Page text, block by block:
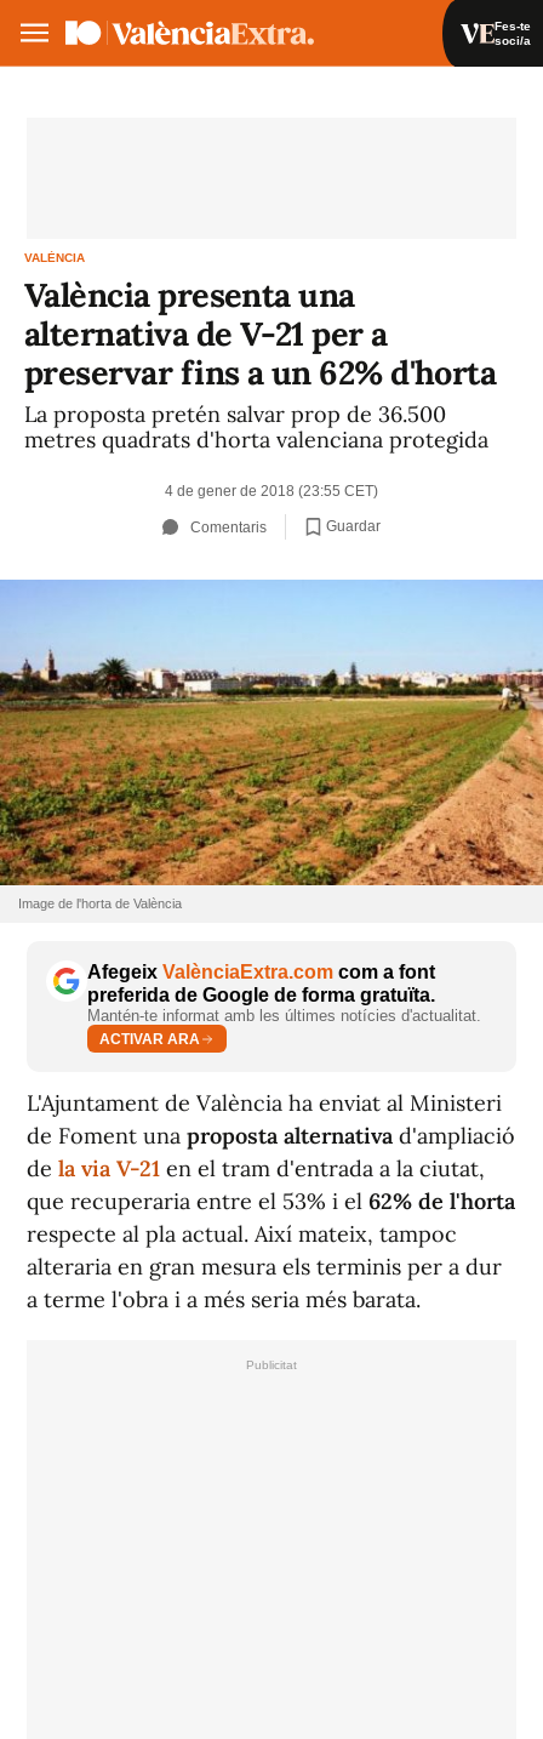
Fes-te
soci/a
VALÈNCIA
València presenta una
alternativa de V-21 per a
preservar fins a un 62% d'horta
La proposta pretén salvar prop de 36.500
metres quadrats d'horta valenciana protegida
4 de gener de 2018 (23:55 CET)
Comentaris Guardar
Image de l'horta de València
Afegeix ValènciaExtra.com com a font
preferida de Google de forma gratuïta.
Mantén-te informat amb les últimes notícies d'actualitat.
ACTIVAR ARA
L'Ajuntament de València ha enviat al Ministeri
de Foment una proposta alternativa d'ampliació
de la via V-21 en el tram d'entrada a la ciutat,
que recuperaria entre el 53% i el 62% de l'horta
respecte al pla actual. Així mateix, tampoc
alteraria en gran mesura els terminis per a dur
a terme l'obra i a més seria més barata.